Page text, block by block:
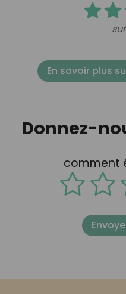
En savoir plus
Donnez-
comment